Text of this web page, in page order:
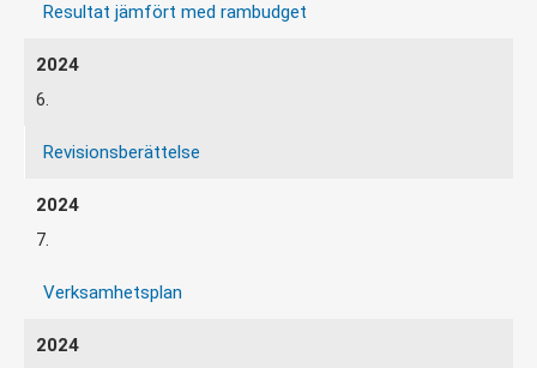
Resultat jämfört med rambudget
6.
Revisionsberättelse
7.
Verksamhetsplan